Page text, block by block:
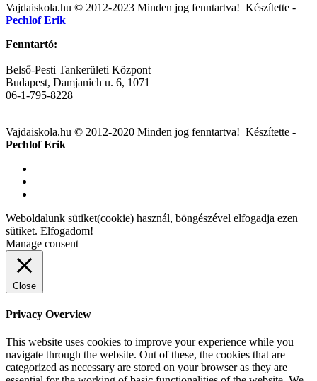
navigation
Vajdaiskola.hu © 2012-2023 Minden jog fenntartva! ‎‎‏‏‎ ‎Készítette -
Pechlof Erik
Fenntartó:
Belső-Pesti Tankerületi Központ
Budapest, Damjanich u. 6, 1071
06-1-795-8228
Vajdaiskola.hu © 2012-2020 Minden jog fenntartva! ‎‎‏‏‎ ‎Készítette -
Pechlof Erik
Weboldalunk sütiket(cookie) használ, böngészével elfogadja ezen
sütiket. Elfogadom!
Manage consent
Close
Privacy Overview
This website uses cookies to improve your experience while you
navigate through the website. Out of these, the cookies that are
categorized as necessary are stored on your browser as they are